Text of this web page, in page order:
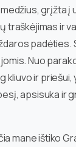
grįžta
traškėjimas ir
padėties.
Nuo
ir
apsisuka ir
mane ištiko